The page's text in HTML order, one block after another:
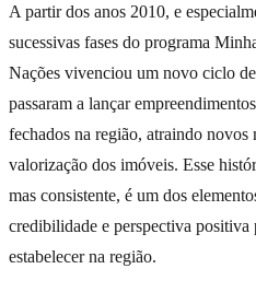
A partir dos anos 2010, e
sucessivas fases do programa
Nações vivenciou um novo ciclo
passaram a lançar
fechados na região, atraindo novos
valorização dos imóveis. Esse
mas consistente, é um dos
credibilidade e perspectiva positiva
estabelecer na região.